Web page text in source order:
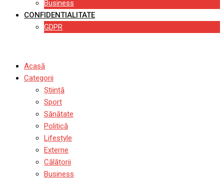
Business
CONFIDENTIALITATE
GDPR
Acasă
Categorii
Știință
Sport
Sănătate
Politică
Lifestyle
Externe
Călătorii
Business